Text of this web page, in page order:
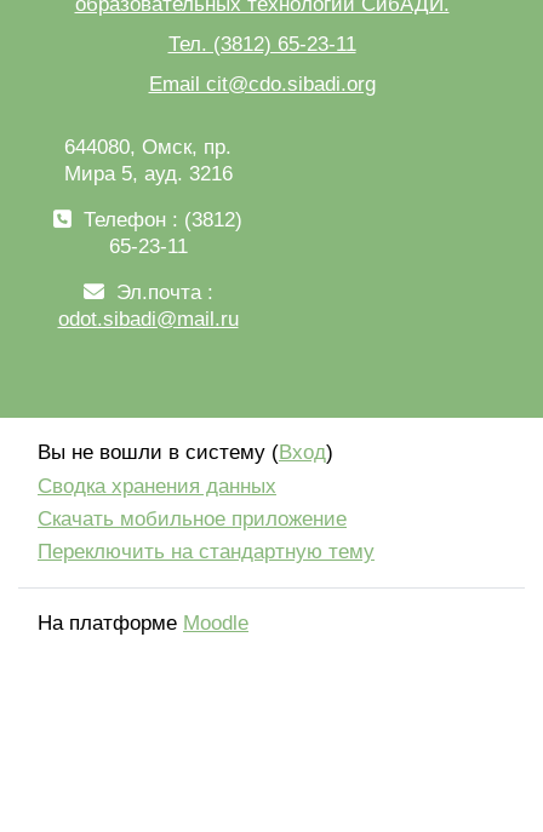
Тел. (3812) 65-23-11
Email cit@cdo.sibadi.org
644080, Омск, пр.
Мира 5, ауд. 3216
Телефон : (3812)
65-23-11
Эл.почта :
odot.sibadi@mail.ru
Вы не вошли в систему (Вход)
Сводка хранения данных
Скачать мобильное приложение
Переключить на стандартную тему
На платформе Moodle